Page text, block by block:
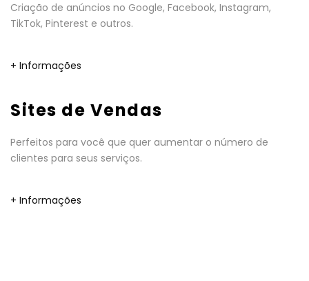
Criação de anúncios no Google, Facebook, Instagram,
TikTok, Pinterest e outros.
+ Informações
Sites de Vendas
Perfeitos para você que quer aumentar o número de
clientes para seus serviços.
+ Informações